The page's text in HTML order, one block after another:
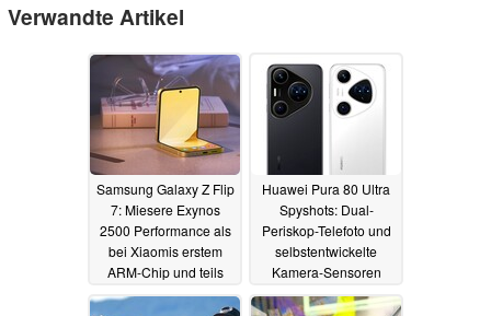
Verwandte Artikel
Samsung Galaxy Z Flip
7: Miesere Exynos
2500 Performance als
bei Xiaomis erstem
ARM-Chip und teils
Galaxy Z Flip6 laut
Huawei Pura 80 Ultra
Spyshots: Dual-
Periskop-Telefoto und
selbstentwickelte
Kamera-Sensoren
25.05.2025